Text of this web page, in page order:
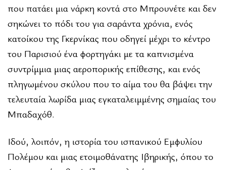
που πατάει μια νάρκη κοντά στο Μπρουνέτε και δεν
σηκώνει το πόδι του για σαράντα χρόνια, ενός
κατοίκου της Γκερνίκας που οδηγεί μέχρι το κέντρο
του Παρισιού ένα φορτηγάκι με τα καπνισμένα
συντρίμμια μιας αεροπορικής επίθεσης, και ενός
πληγωμένου σκύλου που το αίμα του θα βάψει την
τελευταία λωρίδα μιας εγκαταλειμμένης σημαίας του
Μπαδαχόθ.
Ιδού, λοιπόν, η ιστορία του ισπανικού Εμφυλίου
Πολέμου και μιας ετοιμοθάνατης Ιβηρικής, όπου το